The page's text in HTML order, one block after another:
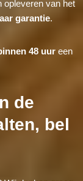
opleveren van het
garantie.
48 uureen
de
bel